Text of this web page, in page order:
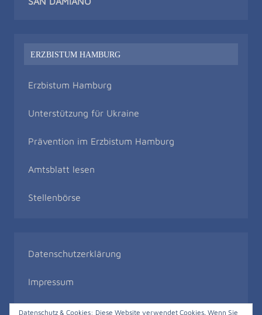
ERZBISTUM HAMBURG
Erzbistum Hamburg
Unterstützung für Ukraine
Prävention im Erzbistum Hamburg
Amtsblatt lesen
Stellenbörse
Datenschutzerklärung
Impressum
Bildrechte
Datenschutz & Cookies: Diese Website verwendet Cookies. Wenn Sie